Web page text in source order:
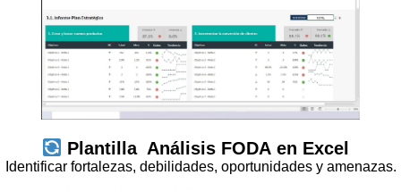
Plantilla Análisis FODA en Excel
Identificar fortalezas, debilidades, oportunidades y amenazas.